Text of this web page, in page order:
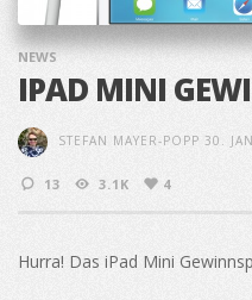
NEWS
IPAD MINI
STEFAN MAYER-POPP 30.
13 3.1K 4
Hurra! Das iPad Mini